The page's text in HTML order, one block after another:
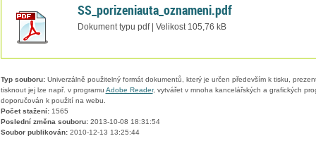
SS_porizeniauta_oznameni.pdf
Dokument typu pdf | Velikost 105,76 kB
Typ souboru:Univerzálně použitelný formát dokumentů, který je určen především k tisku,
tisknout jej lze např. v programu Adobe Reader, vytvářet v mnoha kancelářských a grafických
doporučován k použití na webu.
Počet stažení:1565
Poslední změna souboru:2013-10-08 18:31:54
Soubor publikován:2010-12-13 13:25:44